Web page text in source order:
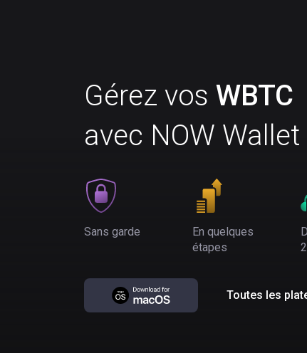
Gérez vos WBTC
avec NOW Wallet
Sans garde
En quelques
étapes
Toutes les